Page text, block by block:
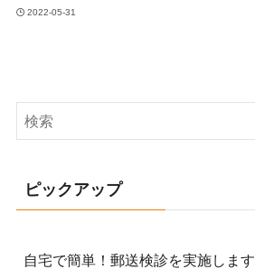
2022-05-31
ピックアップ
自宅で簡単！郵送検診を実施します